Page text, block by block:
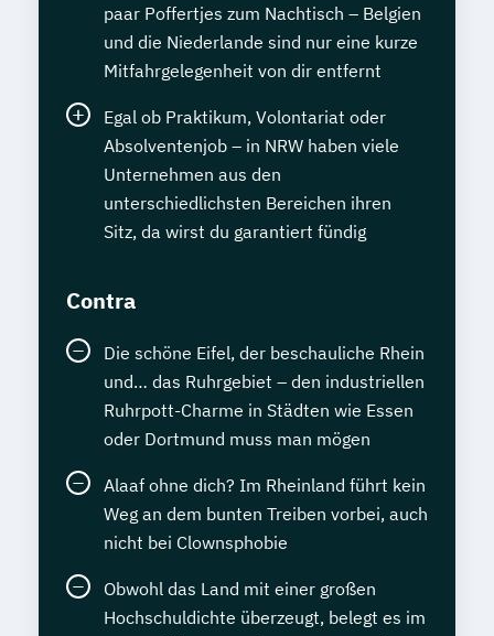
paar Poffertjes zum Nachtisch – Belgien
und die Niederlande sind nur eine kurze
Mitfahrgelegenheit von dir entfernt
Egal ob Praktikum, Volontariat oder
Absolventenjob – in NRW haben viele
Unternehmen aus den
unterschiedlichsten Bereichen ihren
Sitz, da wirst du garantiert fündig
Contra
Die schöne Eifel, der beschauliche Rhein
und… das Ruhrgebiet – den industriellen
Ruhrpott-Charme in Städten wie Essen
oder Dortmund muss man mögen
Alaaf ohne dich? Im Rheinland führt kein
Weg an dem bunten Treiben vorbei, auch
nicht bei Clownsphobie
Obwohl das Land mit einer großen
Hochschuldichte überzeugt, belegt es im